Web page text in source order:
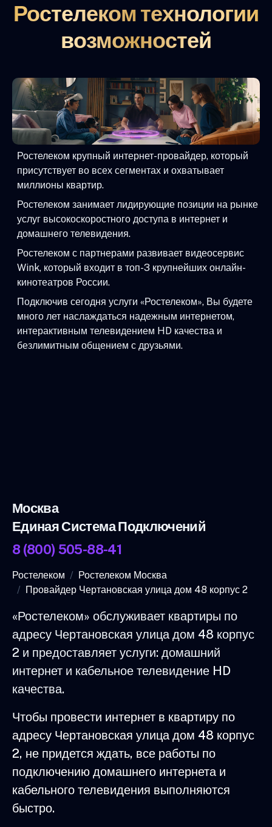
Ростелеком технологии
возможностей
Ростелеком крупный интернет-провайдер, который
присутствует во всех сегментах и охватывает
миллионы квартир.
Ростелеком занимает лидирующие позиции на рынке
услуг высокоскоростного доступа в интернет и
домашнего телевидения.
Ростелеком с партнерами развивает видеосервис
Wink, который входит в топ-3 крупнейших онлайн-
кинотеатров России.
Подключив сегодня услуги «Ростелеком», Вы будете
много лет наслаждаться надежным интернетом,
интерактивным телевидением HD качества и
безлимитным общением с друзьями.
Москва
Единая Система Подключений
8 (800) 505-88-41
Ростелеком
Ростелеком Москва
Провайдер Чертановская улица дом 48 корпус 2
«Ростелеком» обслуживает квартиры по
адресу Чертановская улица дом 48 корпус
2 и предоставляет услуги: домашний
интернет и кабельное телевидение HD
качества.
Чтобы провести интернет в квартиру по
адресу Чертановская улица дом 48 корпус
2, не придется ждать, все работы по
подключению домашнего интернета и
кабельного телевидения выполняются
быстро.